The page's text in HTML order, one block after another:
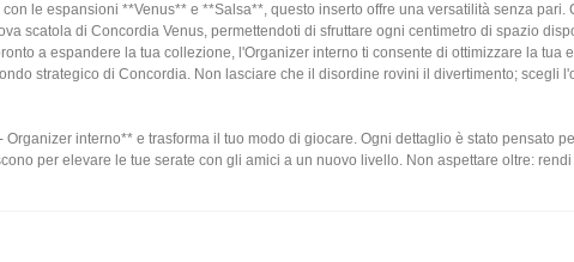
le espansioni **Venus** e **Salsa**, questo inserto offre una versatilità senza
scatola di Concordia Venus, permettendoti di sfruttare ogni centimetro di spazio
a espandere la tua collezione, l'Organizer interno ti consente di ottimizzare la
strategico di Concordia. Non lasciare che il disordine rovini il divertimento; scegli
interno** e trasforma il tuo modo di giocare. Ogni dettaglio è stato pensato
per elevare le tue serate con gli amici a un nuovo livello. Non aspettare oltre: